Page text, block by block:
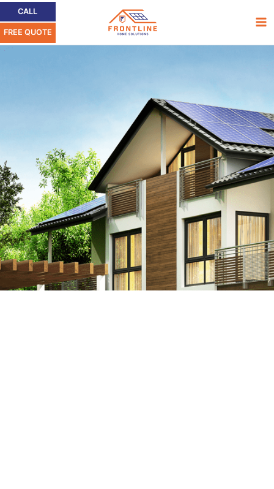
al
contenido
CALL
FREE QUOTE